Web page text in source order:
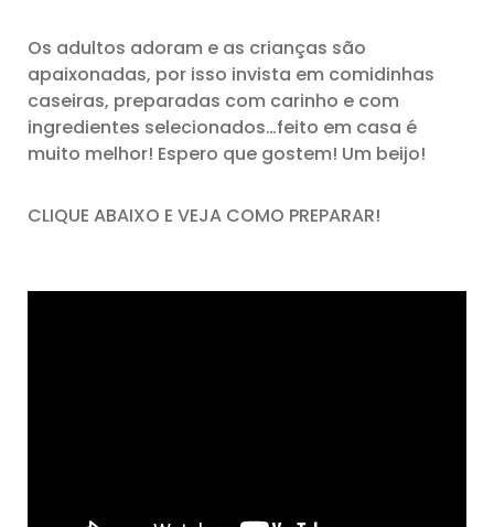
Os adultos adoram e as crianças são
apaixonadas, por isso invista em comidinhas
caseiras, preparadas com carinho e com
ingredientes selecionados…feito em casa é
muito melhor! Espero que gostem! Um beijo!
CLIQUE ABAIXO E VEJA COMO PREPARAR!